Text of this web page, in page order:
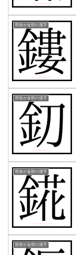
部首が金部の漢字
部首が金部の漢字
部首が金部の漢字
部首が金部の漢字